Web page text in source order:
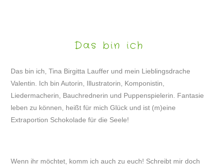
Das bin ich
Das bin ich, Tina Birgitta Lauffer und mein Lieblingsdrache
Valentin. Ich bin Autorin, Illustratorin, Komponistin,
Liedermacherin, Bauchrednerin und Puppenspielerin. Fantasie
leben zu können, heißt für mich Glück und ist (m)eine
Extraportion Schokolade für die Seele!
Wenn ihr möchtet, komm ich auch zu euch! Schreibt mir doch